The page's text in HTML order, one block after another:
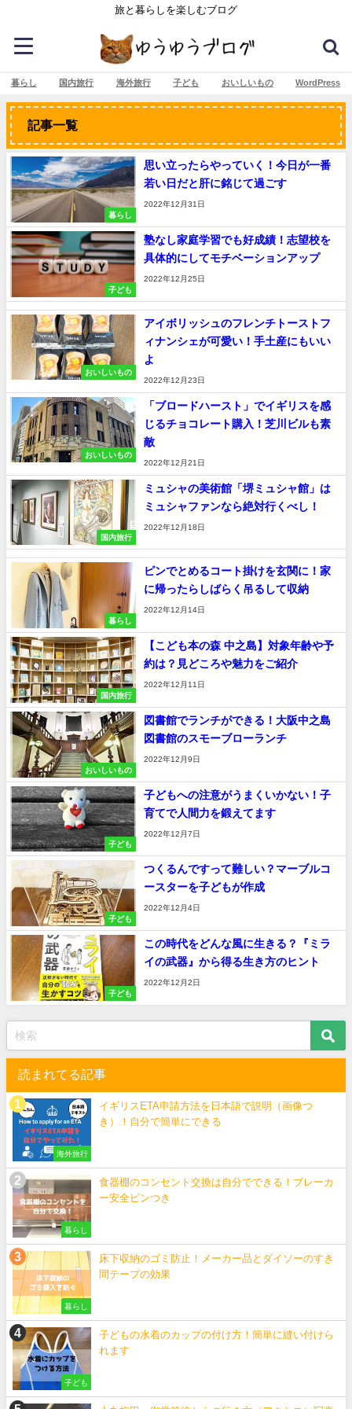
旅と暮らしを楽しむブログ
暮らし 国内旅行 海外旅行 子ども おいしいもの WordPress
記事一覧
暮らし
思い立ったらやっていく！今日が一番
若い日だと肝に銘じて過ごす
2022年12月31日
子ども
塾なし家庭学習でも好成績！志望校を
具体的にしてモチベーションアップ
2022年12月25日
おいしいもの
アイボリッシュのフレンチトーストフ
ィナンシェが可愛い！手土産にもいい
よ
2022年12月23日
おいしいもの
「ブロードハースト」でイギリスを感
じるチョコレート購入！芝川ビルも素
敵
2022年12月21日
国内旅行
ミュシャの美術館「堺ミュシャ館」は
ミュシャファンなら絶対行くべし！
2022年12月18日
暮らし
ピンでとめるコート掛けを玄関に！家
に帰ったらしばらく吊るして収納
2022年12月14日
国内旅行
【こども本の森 中之島】対象年齢や予
約は？見どころや魅力をご紹介
2022年12月11日
おいしいもの
図書館でランチができる！大阪中之島
図書館のスモーブローランチ
2022年12月9日
子ども
子どもへの注意がうまくいかない！子
育てで人間力を鍛えてます
2022年12月7日
子ども
つくるんですって難しい？マーブルコ
ースターを子どもが作成
2022年12月4日
子ども
この時代をどんな風に生きる？『ミラ
イの武器』から得る生き方のヒント
2022年12月2日
読まれてる記事
海外旅行
イギリスETA申請方法を日本語で説明（画像つ
き）！自分で簡単にできる
暮らし
食器棚のコンセント交換は自分でできる！ブレーカ
ー安全ピンつき
暮らし
床下収納のゴミ防止！メーカー品とダイソーのすき
間テープの効果
子ども
子どもの水着のカップの付け方！簡単に縫い付けら
れます